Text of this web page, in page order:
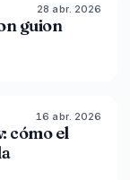
86% 61
28 abr. 2026
guion
93% 67
16 abr. 2026
cómo el